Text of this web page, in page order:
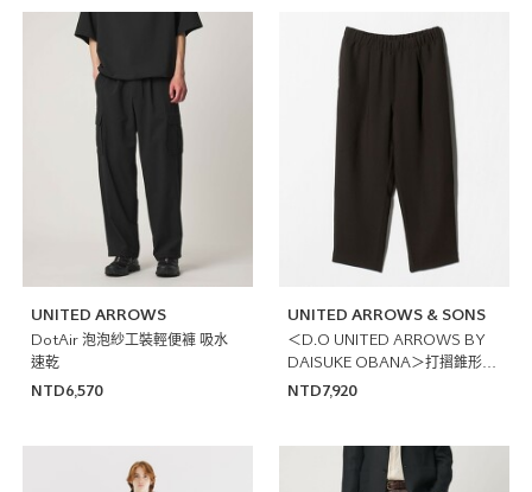
UNITED ARROWS
DotAir 泡泡紗工裝輕便褲 吸水
速乾
NTD6,570
UNITED ARROWS & SONS
＜D.O UNITED ARROWS BY
DAISUKE OBANA＞打摺錐形寬
褲 日本製
NTD7,920